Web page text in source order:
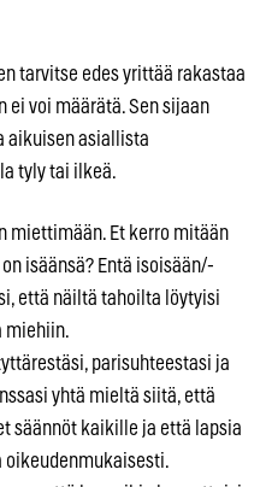
tarvitse edes yrittää rakastaa
voi määrätä. Sen sijaan
aikuisen asiallista
tyly tai ilkeä.
miettimään. Et kerro mitään
isäänsä? Entä isoisään/-
että näiltä tahoilta löytyisi
miehiin.
parisuhteestasi ja
yhtä mieltä siitä, että
säännöt kaikille ja että lapsia
oikeudenmukaisesti.